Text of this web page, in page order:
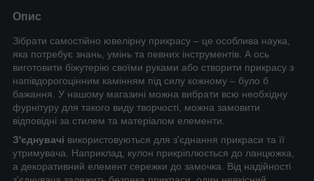
Опис
Зібрати самостійно ювелірну прикрасу – це особлива наука,
яка потребує знань, умінь та певних інструментів. А ось
виготовити біжутерію своїми руками або створити прикрасу з
напівдорогоцінним камінням під силу кожному – було б
бажання. У нашому магазині можна вибрати всю необхідну
фурнітуру для такого виду творчості, можна замовити
відповідні за стилем та матеріалом елементи.
З'єднувачі використовуються для з'єднання прикраси та її
утримувача. Наприклад, кулон прикріплюється до ланцюжка,
а декоративний елемент сережки до замочка. Від надійності